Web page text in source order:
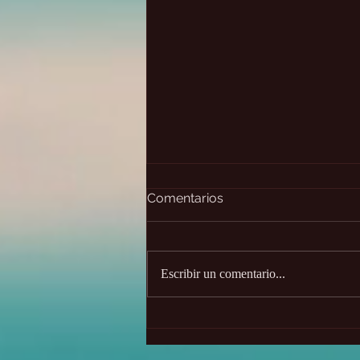
Comentarios
Escribir un comentario...